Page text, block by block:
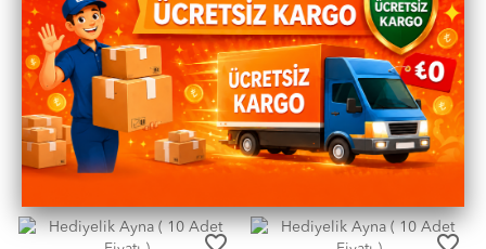
Hediyelik Ayna ( 10 Adet
Fiyatı )
% 13
200.00 TL
175.00 TL
Hediyelik Ayna ( 10 Adet
Fiyatı )
%13
200.00 TL
175.00 TL
favorite_border favorite_border